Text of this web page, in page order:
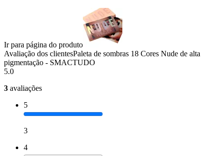
Ir para página do produto
Avaliação dos clientesPaleta de sombras 18 Cores Nude de alta
pigmentação - SMACTUDO
5.0
3 avaliações
5
3
4